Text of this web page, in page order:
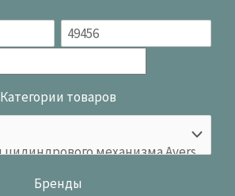
Категории товаров
Бренды